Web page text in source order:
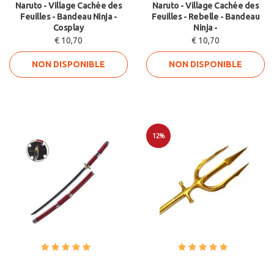
Naruto - Village Cachée des
Feuilles - Bandeau Ninja -
Cosplay
€ 10,70
NON DISPONIBLE
Naruto - Village Cachée des
Feuilles - Rebelle - Bandeau
Ninja -
€ 10,70
NON DISPONIBLE
12%